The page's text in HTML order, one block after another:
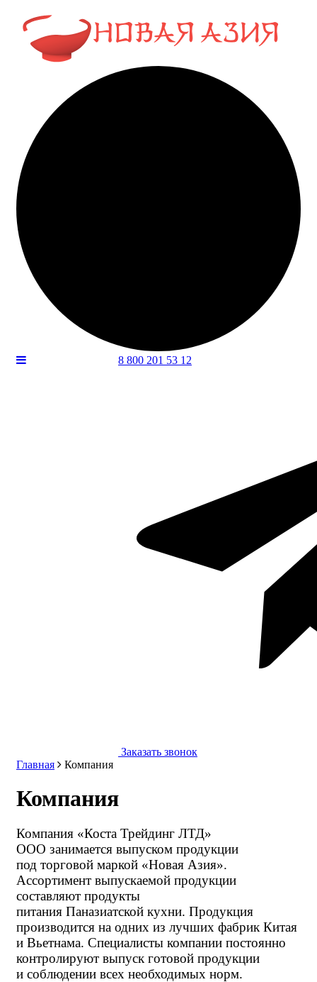
8 800 201 53 12
Заказать звонок
Главная
Компания
Компания
Компания «Коста Трейдинг ЛТД»
ООО занимается выпуском продукции
под торговой маркой «Новая Азия».
Ассортимент выпускаемой продукции
составляют продукты
питания Паназиатской кухни. Продукция
производится на одних из лучших фабрик Китая
и Вьетнама. Специалисты компании постоянно
контролируют выпуск готовой продукции
и соблюдении всех необходимых норм.